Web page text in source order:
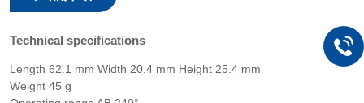
Technical specifications
Length 62.1 mm Width 20.4 mm Height 25.4 mm
Weight 45 g